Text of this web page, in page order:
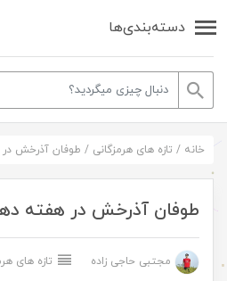
دسته‌بندی‌ها
خانه / تازه های هرمزگانی / طوفان آذرخش
طوفان آذرخش در هفته
مجتبی حاجی زاده تازه های